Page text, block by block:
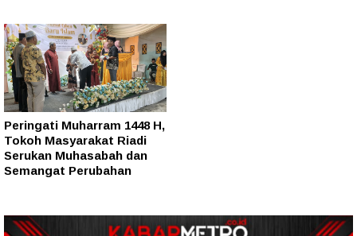
Peringati Muharram 1448 H,
Tokoh Masyarakat Riadi
Serukan Muhasabah dan
Semangat Perubahan